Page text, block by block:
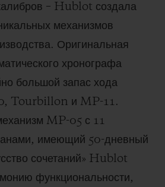
– Hublot создала
механизмов
Оригинальная
хронографа
большой запас хода
Tourbillon и MP-11.
MP-05 с 11
имеющий 50-дневный
сочетаний» Hublot
функциональности,